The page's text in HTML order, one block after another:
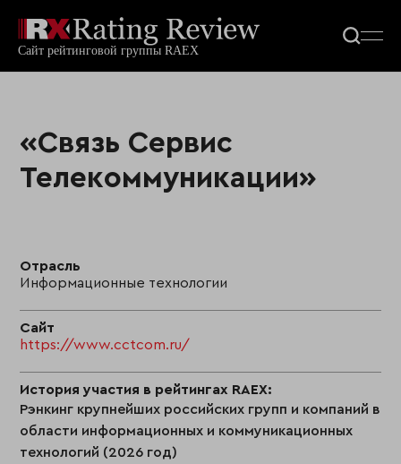
«Связь Сервис
Телекоммуникации»
Отрасль
Информационные технологии
Сайт
https://www.cctcom.ru/
История участия в рейтингах RAEX:
Рэнкинг крупнейших российских групп и компаний в
области информационных и коммуникационных
технологий (2026 год)